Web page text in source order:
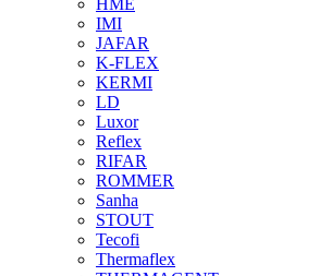
IMI
JAFAR
K-FLEX
KERMI
LD
Luxor
Reflex
RIFAR
ROMMER
Sanha
STOUT
Tecofi
Thermaflex